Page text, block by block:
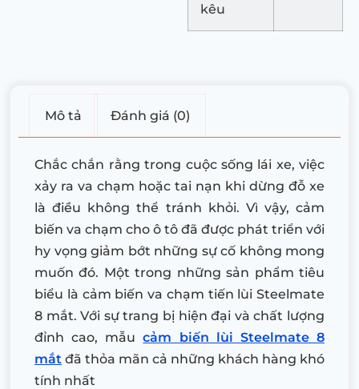
kêu
Mô tả Đánh giá (0)
Chắc chắn rằng trong cuộc sống lái xe, việc
xảy ra va chạm hoặc tai nạn khi dừng đỗ xe
là điều không thể tránh khỏi. Vì vậy, cảm
biến va chạm cho ô tô đã được phát triển với
hy vọng giảm bớt những sự cố không mong
muốn đó. Một trong những sản phẩm tiêu
biểu là cảm biến va chạm tiến lùi Steelmate
8 mắt. Với sự trang bị hiện đại và chất lượng
đỉnh cao, mẫucảm biến lùi Steelmate 8
mắt đã thỏa mãn cả những khách hàng khó
tính nhất